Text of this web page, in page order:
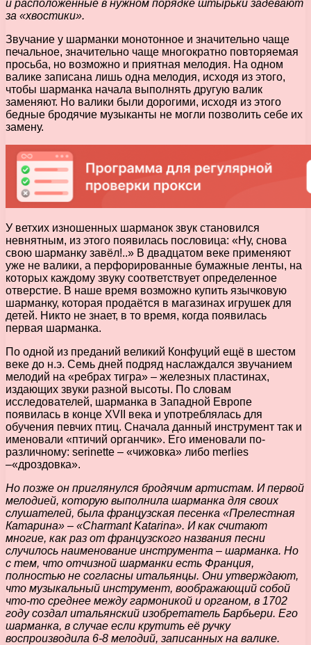
и расположенные в нужном порядке штырьки задевают
за «хвостики».
Звучание у шарманки монотонное и значительно чаще
печальное, значительно чаще многократно повторяемая
просьба, но возможно и приятная мелодия. На одном
валике записана лишь одна мелодия, исходя из этого,
чтобы шарманка начала выполнять другую валик
заменяют. Но валики были дорогими, исходя из этого
бедные бродячие музыканты не могли позволить себе их
замену.
У ветхих изношенных шарманок звук становился
невнятным, из этого появилась пословица: «Ну, снова
свою шарманку завёл!..» В двадцатом веке применяют
уже не валики, а перфорированные бумажные ленты, на
которых каждому звуку соответствует определенное
отверстие. В наше время возможно купить язычковую
шарманку, которая продаётся в магазинах игрушек для
детей. Никто не знает, в то время, когда появилась
первая шарманка.
По одной из преданий великий Конфуций ещё в шестом
веке до н.э. Семь дней подряд наслаждался звучанием
мелодий на «ребрах тигра» – железных пластинах,
издающих звуки разной высоты. По словам
исследователей, шарманка в Западной Европе
появилась в конце XVII века и употреблялась для
обучения певчих птиц. Сначала данный инструмент так и
именовали «птичий органчик». Его именовали по-
различному: serinette – «чижовка» либо merlies
–«дроздовка».
Но позже он приглянулся бродячим артистам. И первой
мелодией, которую выполнила шарманка для своих
слушателей, была французская песенка «Прелестная
Катарина» – «Charmant Katarina». И как считают
многие, как раз от французского названия песни
случилось наименование инструмента – шарманка. Но
с тем, что отчизной шарманки есть Франция,
полностью не согласны итальянцы. Они утверждают,
что музыкальный инструмент, воображающий собой
что-то среднее между гармоникой и органом, в 1702
году создал итальянский изобретатель Барбьери. Его
шарманка, в случае если крутить её ручку
воспроизводила 6-8 мелодий, записанных на валике.